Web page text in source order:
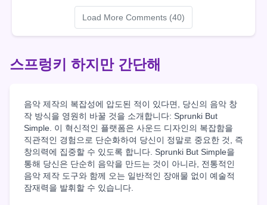
Load More Comments (40)
스프렁키 하지만 간단해
음악 제작의 복잡성에 압도된 적이 있다면, 당신의 음악 창
작 방식을 영원히 바꿀 것을 소개합니다: Sprunki But
Simple. 이 혁신적인 플랫폼은 사운드 디자인의 복잡함을
직관적인 경험으로 단순화하여 당신이 정말로 중요한 것, 즉
창의력에 집중할 수 있도록 합니다. Sprunki But Simple을
통해 당신은 단순히 음악을 만드는 것이 아니라, 전통적인
음악 제작 도구와 함께 오는 일반적인 장애물 없이 예술적
잠재력을 발휘할 수 있습니다.